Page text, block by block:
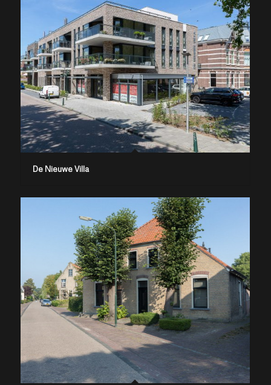
De Nieuwe Villa